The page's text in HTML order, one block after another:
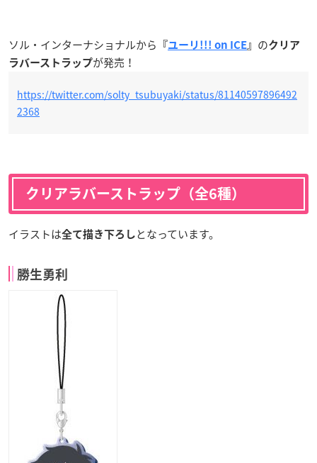
ソル・インターナショナルから 『ユーリ!!! on ICE 』 のクリア
ラバーストラップが発売！
https://twitter.com/solty_tsubuyaki/status/81140597896492
2368
クリアラバーストラップ（全6種）
イラストは全て描き下ろし となっています。
勝生勇利